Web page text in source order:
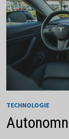
TECHNOLOGIE